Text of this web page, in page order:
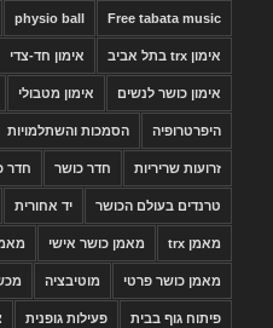
Free tabata music
physio ball
אימון trx בתל אביב אימון חד-צדי
אימון כושר לנשים אימון מטבולי
היפרטרופיה הסמכות והשתלמויות
זרועות שריריות חדר כושר חדר
טרנדים בעולם הכושר יד אחורית
מאמן trx מאמן כושר אישי
מאמן כושר פרטי מוטיבציה
פיתוח גוף בבית פעילות גופנית